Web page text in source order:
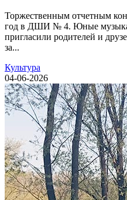
Торжественным отчетным
год в ДШИ № 4. Юные
пригласили родителей и
за...
Культура
04-06-2026